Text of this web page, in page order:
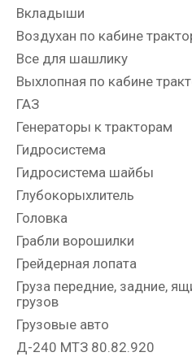
Вкладыши
Воздухан по кабине
Все для шашлику
Выхлопная по кабине
ГАЗ
Генераторы к тракторам
Гидросистема
Гидросистема шайбы
Глубокорыхлитель
Головка
Грабли ворошилки
Грейдерная лопата
Груза передние, задние,
грузов
Грузовые авто
Д-240 МТЗ 80.82.920